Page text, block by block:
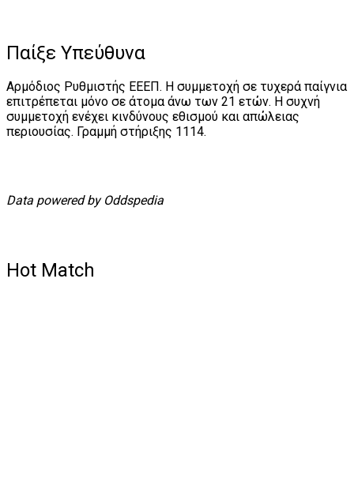
Παίξε Υπεύθυνα
Αρμόδιος Ρυθμιστής ΕΕΕΠ. Η συμμετοχή σε τυχερά παίγνια
επιτρέπεται μόνο σε άτομα άνω των 21 ετών. Η συχνή
συμμετοχή ενέχει κινδύνους εθισμού και απώλειας
περιουσίας. Γραμμή στήριξης 1114.
Data powered by Oddspedia
Hot Match